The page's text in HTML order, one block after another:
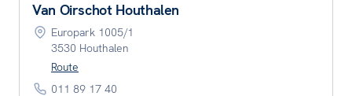
Van Oirschot Houthalen
Europark 1005/1
3530 Houthalen
Route
011 89 17 40